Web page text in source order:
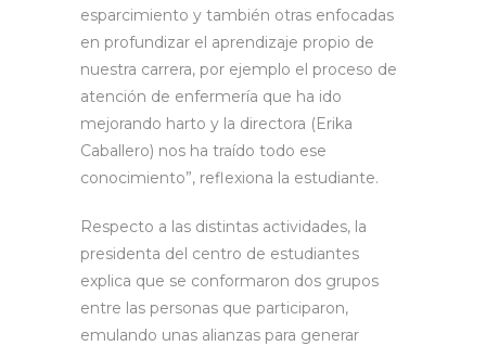
esparcimiento y también otras enfocadas
en profundizar el aprendizaje propio de
nuestra carrera, por ejemplo el proceso de
atención de enfermería que ha ido
mejorando harto y la directora (Erika
Caballero) nos ha traído todo ese
conocimiento”, reflexiona la estudiante.
Respecto a las distintas actividades, la
presidenta del centro de estudiantes
explica que se conformaron dos grupos
entre las personas que participaron,
emulando unas alianzas para generar